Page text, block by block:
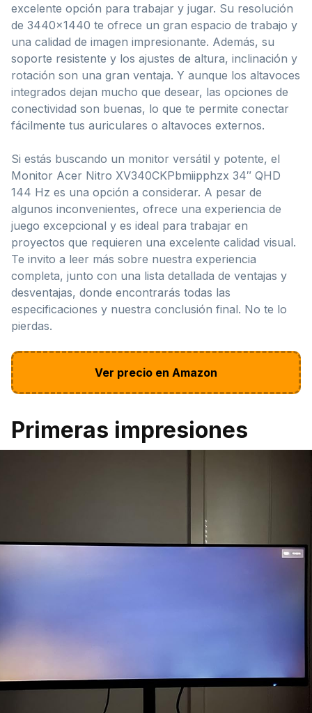
excelente opción para trabajar y jugar. Su resolución
de 3440×1440 te ofrece un gran espacio de trabajo y
una calidad de imagen impresionante. Además, su
soporte resistente y los ajustes de altura, inclinación y
rotación son una gran ventaja. Y aunque los altavoces
integrados dejan mucho que desear, las opciones de
conectividad son buenas, lo que te permite conectar
fácilmente tus auriculares o altavoces externos.
Si estás buscando un monitor versátil y potente, el
Monitor Acer Nitro XV340CKPbmiipphzx 34″ QHD
144 Hz es una opción a considerar. A pesar de
algunos inconvenientes, ofrece una experiencia de
juego excepcional y es ideal para trabajar en
proyectos que requieren una excelente calidad visual.
Te invito a leer más sobre nuestra experiencia
completa, junto con una lista detallada de ventajas y
desventajas, donde encontrarás todas las
especificaciones y nuestra conclusión final. No te lo
pierdas.
Ver precio en Amazon
Primeras impresiones